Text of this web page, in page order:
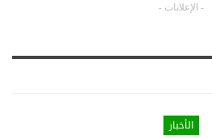
- الإعلانات -
الأخبار